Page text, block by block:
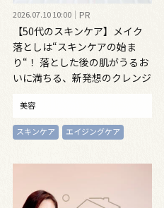
2026.07.10 10:00 PR
【50代のスキンケア】メイク
落としは“スキンケアの始ま
り“！ 落とした後の肌がうるお
いに満ちる、新発想のクレンジ
美容
スキンケア エイジングケア